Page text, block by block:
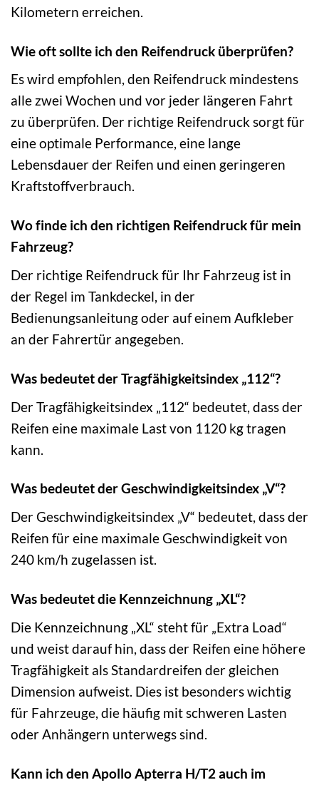
Kilometern erreichen.
Wie oft sollte ich den Reifendruck überprüfen?
Es wird empfohlen, den Reifendruck mindestens
alle zwei Wochen und vor jeder längeren Fahrt
zu überprüfen. Der richtige Reifendruck sorgt für
eine optimale Performance, eine lange
Lebensdauer der Reifen und einen geringeren
Kraftstoffverbrauch.
Wo finde ich den richtigen Reifendruck für mein
Fahrzeug?
Der richtige Reifendruck für Ihr Fahrzeug ist in
der Regel im Tankdeckel, in der
Bedienungsanleitung oder auf einem Aufkleber
an der Fahrertür angegeben.
Was bedeutet der Tragfähigkeitsindex „112“?
Der Tragfähigkeitsindex „112“ bedeutet, dass der
Reifen eine maximale Last von 1120 kg tragen
kann.
Was bedeutet der Geschwindigkeitsindex „V“?
Der Geschwindigkeitsindex „V“ bedeutet, dass der
Reifen für eine maximale Geschwindigkeit von
240 km/h zugelassen ist.
Was bedeutet die Kennzeichnung „XL“?
Die Kennzeichnung „XL“ steht für „Extra Load“
und weist darauf hin, dass der Reifen eine höhere
Tragfähigkeit als Standardreifen der gleichen
Dimension aufweist. Dies ist besonders wichtig
für Fahrzeuge, die häufig mit schweren Lasten
oder Anhängern unterwegs sind.
Kann ich den Apollo Apterra H/T2 auch im